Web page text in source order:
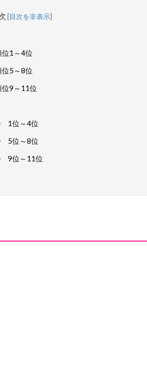
[目次を非表示]
1～4位
5～8位
9～11位
1位～4位
5位～8位
9位～11位